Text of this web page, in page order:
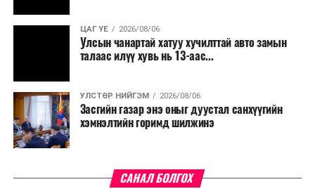
ЦАГ ҮЕ 2026/08/06
Улсын чанартай хатуу хучилттай авто замын
талаас илүү хувь нь 13-аас...
УЛСТӨР НИЙГЭМ 2026/08/06
Засгийн газар энэ оныг дуустал санхүүгийн
хэмнэлтийн горимд шилжинэ
САНАЛ БОЛГОХ